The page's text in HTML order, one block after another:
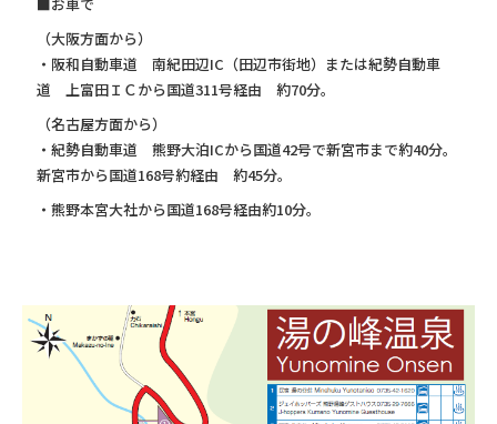
（大阪方面から）
・阪和自動車道 南紀田辺IC（田辺市街地）または紀勢自動車
道 上富田ＩＣから国道311号経由 約70分。
（名古屋方面から）
・紀勢自動車道 熊野大泊ICから国道42号で新宮市まで約40分。
新宮市から国道168号約経由 約45分。
・熊野本宮大社から国道168号経由約10分。